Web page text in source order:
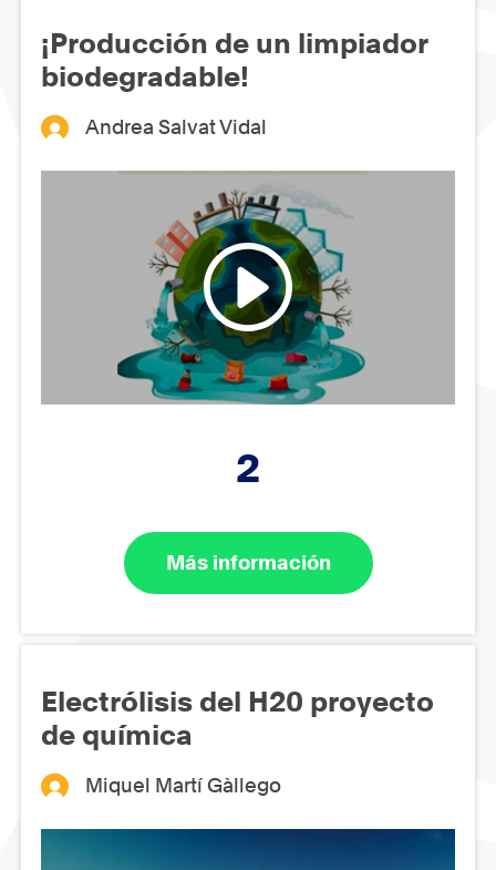
¡Producción de un limpiador
biodegradable!
Andrea Salvat Vidal
2
Más información
Electrólisis del H20 proyecto
de química
Miquel Martí Gàllego